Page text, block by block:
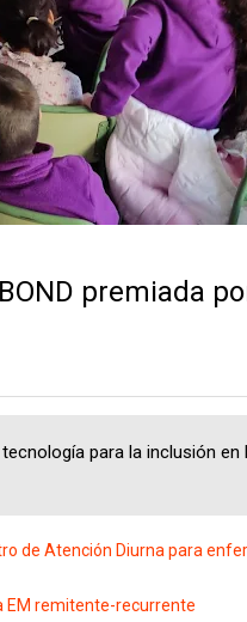
premiada
para la inclusión en
de Atención Diurna para
EM remitente-recurrente